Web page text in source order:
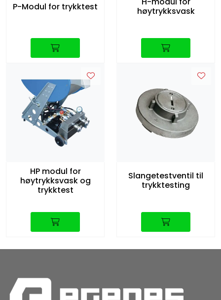
P-Modul for trykktest
høytrykksvask
HP modul for
høytrykksvask og
trykktest
Slangetestventil til
trykktesting